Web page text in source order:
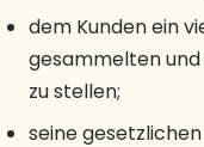
dem Kunden ein
gesammelten
zu stellen;
seine